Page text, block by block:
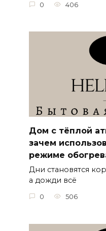
0 406
Дом с тёплой
зачем
режиме
Дни становятся
а дожди всё
0 506